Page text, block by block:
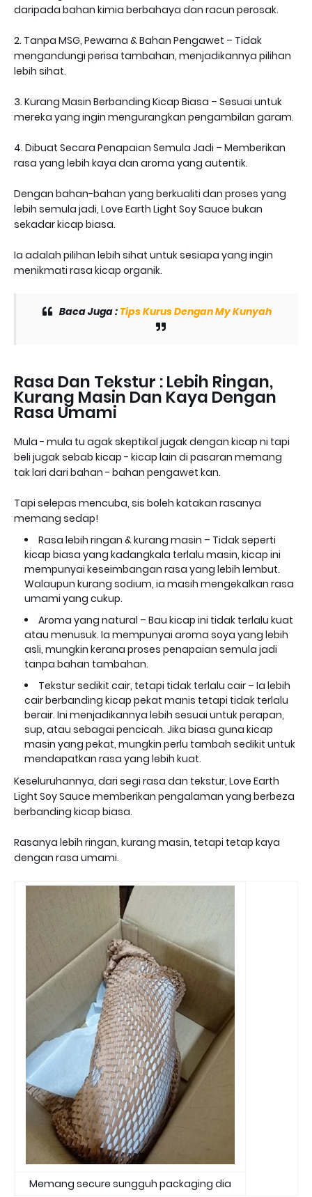
daripada bahan kimia berbahaya dan racun perosak.
2. Tanpa MSG, Pewarna & Bahan Pengawet – Tidak
mengandungi perisa tambahan, menjadikannya pilihan
lebih sihat.
3. Kurang Masin Berbanding Kicap Biasa – Sesuai untuk
mereka yang ingin mengurangkan pengambilan garam.
4. Dibuat Secara Penapaian Semula Jadi – Memberikan
rasa yang lebih kaya dan aroma yang autentik.
Dengan bahan-bahan yang berkualiti dan proses yang
lebih semula jadi, Love Earth Light Soy Sauce bukan
sekadar kicap biasa.
Ia adalah pilihan lebih sihat untuk sesiapa yang ingin
menikmati rasa kicap organik.
Baca Juga :Tips Kurus Dengan My Kunyah
Rasa Dan Tekstur : Lebih Ringan,
Kurang Masin Dan Kaya Dengan
Rasa Umami
Mula - mula tu agak skeptikal jugak dengan kicap ni tapi
beli jugak sebab kicap - kicap lain di pasaran memang
tak lari dari bahan - bahan pengawet kan.
Tapi selepas mencuba, sis boleh katakan rasanya
memang sedap!
Rasa lebih ringan & kurang masin – Tidak seperti
kicap biasa yang kadangkala terlalu masin, kicap ini
mempunyai keseimbangan rasa yang lebih lembut.
Walaupun kurang sodium, ia masih mengekalkan rasa
umami yang cukup.
Aroma yang natural – Bau kicap ini tidak terlalu kuat
atau menusuk. Ia mempunyai aroma soya yang lebih
asli, mungkin kerana proses penapaian semula jadi
tanpa bahan tambahan.
Tekstur sedikit cair, tetapi tidak terlalu cair – Ia lebih
cair berbanding kicap pekat manis tetapi tidak terlalu
berair. Ini menjadikannya lebih sesuai untuk perapan,
sup, atau sebagai pencicah. Jika biasa guna kicap
masin yang pekat, mungkin perlu tambah sedikit untuk
mendapatkan rasa yang lebih kuat.
Keseluruhannya, dari segi rasa dan tekstur, Love Earth
Light Soy Sauce memberikan pengalaman yang berbeza
berbanding kicap biasa.
Rasanya lebih ringan, kurang masin, tetapi tetap kaya
dengan rasa umami.
Memang secure sungguh packaging dia